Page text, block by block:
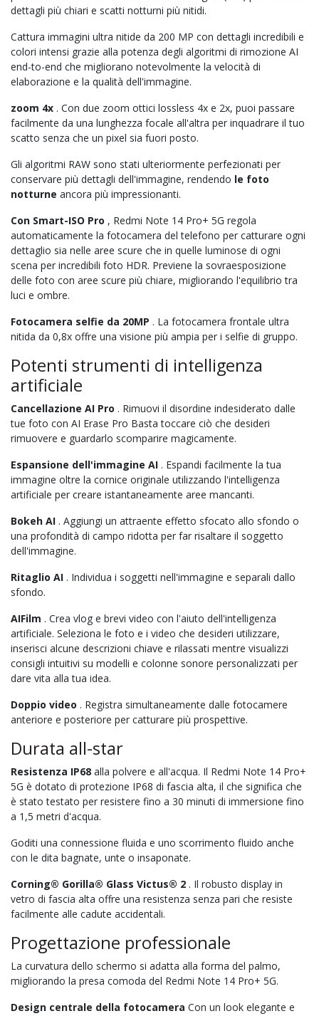
dettagli più chiari e scatti notturni più nitidi.
Cattura immagini ultra nitide da 200 MP con dettagli incredibili e
colori intensi grazie alla potenza degli algoritmi di rimozione AI
end-to-end che migliorano notevolmente la velocità di
elaborazione e la qualità dell'immagine.
zoom 4x . Con due zoom ottici lossless 4x e 2x, puoi passare
facilmente da una lunghezza focale all'altra per inquadrare il tuo
scatto senza che un pixel sia fuori posto.
Gli algoritmi RAW sono stati ulteriormente perfezionati per
conservare più dettagli dell'immagine, rendendo le foto
notturne ancora più impressionanti.
Con Smart-ISO Pro , Redmi Note 14 Pro+ 5G regola
automaticamente la fotocamera del telefono per catturare ogni
dettaglio sia nelle aree scure che in quelle luminose di ogni
scena per incredibili foto HDR. Previene la sovraesposizione
delle foto con aree scure più chiare, migliorando l'equilibrio tra
luci e ombre.
Fotocamera selfie da 20MP . La fotocamera frontale ultra
nitida da 0,8x offre una visione più ampia per i selfie di gruppo.
Potenti strumenti di intelligenza
artificiale
Cancellazione AI Pro . Rimuovi il disordine indesiderato dalle
tue foto con AI Erase Pro Basta toccare ciò che desideri
rimuovere e guardarlo scomparire magicamente.
Espansione dell'immagine AI . Espandi facilmente la tua
immagine oltre la cornice originale utilizzando l'intelligenza
artificiale per creare istantaneamente aree mancanti.
Bokeh AI . Aggiungi un attraente effetto sfocato allo sfondo o
una profondità di campo ridotta per far risaltare il soggetto
dell'immagine.
Ritaglio AI . Individua i soggetti nell'immagine e separali dallo
sfondo.
AIFilm . Crea vlog e brevi video con l'aiuto dell'intelligenza
artificiale. Seleziona le foto e i video che desideri utilizzare,
inserisci alcune descrizioni chiave e rilassati mentre visualizzi
consigli intuitivi su modelli e colonne sonore personalizzati per
dare vita alla tua idea.
Doppio video . Registra simultaneamente dalle fotocamere
anteriore e posteriore per catturare più prospettive.
Durata all-star
Resistenza IP68 alla polvere e all'acqua. Il Redmi Note 14 Pro+
5G è dotato di protezione IP68 di fascia alta, il che significa che
è stato testato per resistere fino a 30 minuti di immersione fino
a 1,5 metri d'acqua.
Goditi una connessione fluida e uno scorrimento fluido anche
con le dita bagnate, unte o insaponate.
Corning® Gorilla® Glass Victus® 2 . Il robusto display in
vetro di fascia alta offre una resistenza senza pari che resiste
facilmente alle cadute accidentali.
Progettazione professionale
La curvatura dello schermo si adatta alla forma del palmo,
migliorando la presa comoda del Redmi Note 14 Pro+ 5G.
Design centrale della fotocamera Con un look elegante e